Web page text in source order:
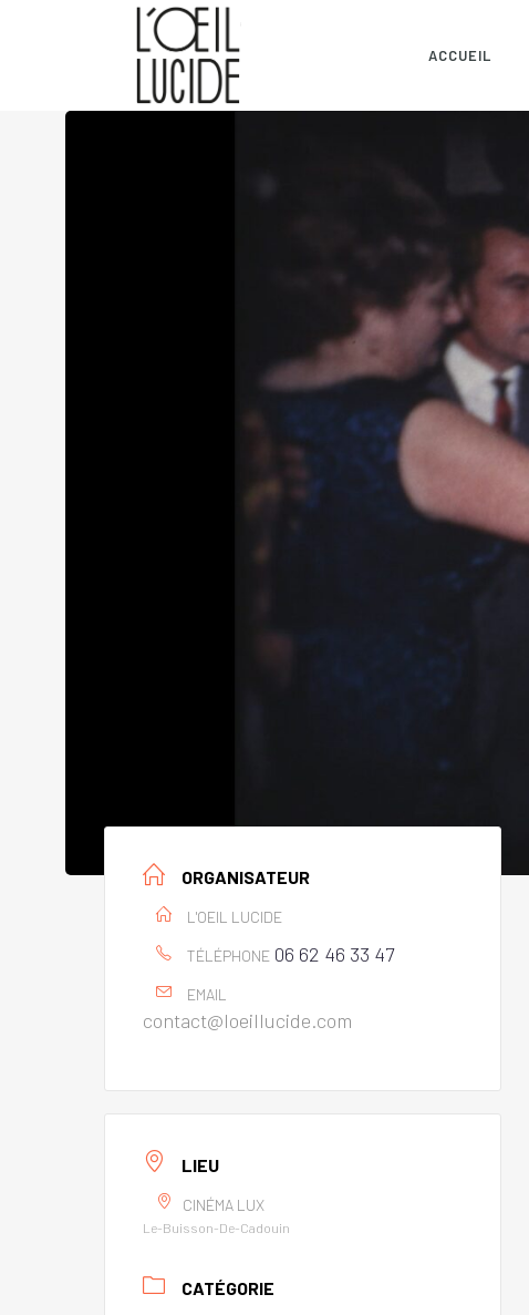
ACCUEIL
ORGANISATEUR
L'OEIL LUCIDE
TÉLÉPHONE 06 62 46 33 47
EMAIL
contact@loeillucide.com
LIEU
CINÉMA LUX
Le-Buisson-De-Cadouin
CATÉGORIE